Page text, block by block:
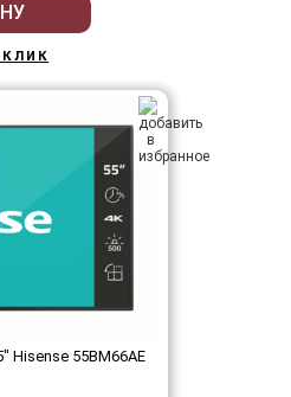
Hisense 55BM66AE